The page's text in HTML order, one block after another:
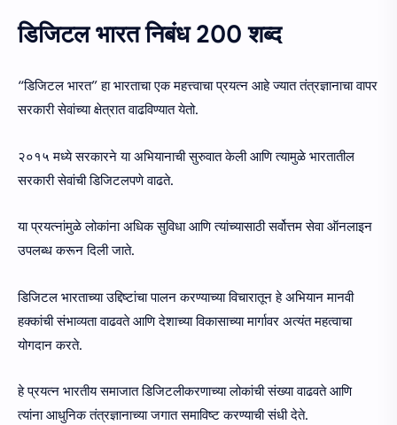
डिजिटल भारत निबंध 200 शब्द
“डिजिटल भारत” हा भारताचा एक महत्त्वाचा प्रयत्न आहे ज्यात तंत्रज्ञानाचा वापर
सरकारी सेवांच्या क्षेत्रात वाढविण्यात येतो.
२०१५ मध्ये सरकारने या अभियानाची सुरुवात केली आणि त्यामुळे भारतातील
सरकारी सेवांची डिजिटलपणे वाढते.
या प्रयत्नांमुळे लोकांना अधिक सुविधा आणि त्यांच्यासाठी सर्वोत्तम सेवा ऑनलाइन
उपलब्ध करून दिली जाते.
डिजिटल भारताच्या उद्दिष्टांचा पालन करण्याच्या विचारातून हे अभियान मानवी
हक्कांची संभाव्यता वाढवते आणि देशाच्या विकासाच्या मार्गावर अत्यंत महत्वाचा
योगदान करते.
हे प्रयत्न भारतीय समाजात डिजिटलीकरणाच्या लोकांची संख्या वाढवते आणि
त्यांना आधुनिक तंत्रज्ञानाच्या जगात समाविष्ट करण्याची संधी देते.